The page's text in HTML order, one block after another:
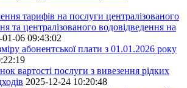
тарифів на послуги централізованого
та централізованого водовідведення на
01-06 09:43:02
абонентської плати з 01.01.2026 року
вартості послуги з вивезення рідких
2025-12-24 10:20:48